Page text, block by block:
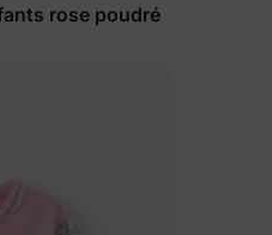
rose poudré